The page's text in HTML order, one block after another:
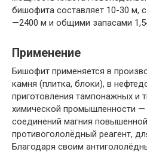
бишофита составляет 10-30 м,
—2400 м и общими запасами
Применение
Бишофит применяется в
камня (плитка, блоки), в
приготовления тампонажных и
химической промышленности —
соединений магния
противогололёдный реагент,
Благодаря своим